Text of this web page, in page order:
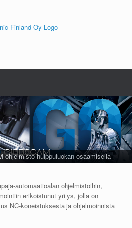
ohjelmisto huippuluokan osaamisella
automaatioalan ohjelmistoihin,
erikoistunut yritys, jolla on
NC-koneistuksesta ja ohjelmoinnista